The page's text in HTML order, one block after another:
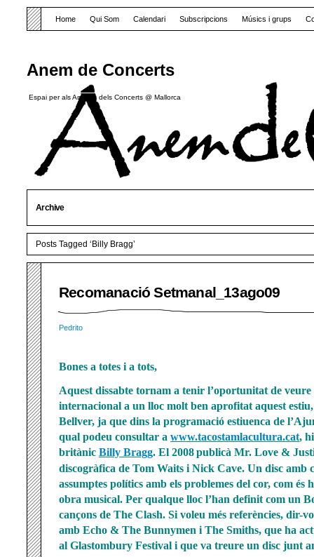
Anem de Concerts
Espai per als Amants dels Concerts @ Mallorca
Home Qui Som Calendari Subscripcions Músics i grups
Archive
Posts Tagged ‘Billy Bragg’
Recomanació Setmanal_13ago09
Pedrito
Bones a totes i a tots,
Aquest dissabte tornam a tenir l’oportunitat de
internacional a un lloc molt ben aprofitat aquest estiu,
Bellver, ja que dins la programació estiuenca de
qual podeu consultar a www.tacostamlacultura.cat,
britànic Billy Bragg. El 2008publicà Mr. Love &
discogràfica de Tom Waits i Nick Cave. Un disc amb
assumptes polítics amb els problemes del cor, com és
obra musical. Per qualque lloc l’han definit com un
cançons de The Clash. Si voleu més referències, dir-
amb Echo & The Bunnymen i The Smiths, que ha
al Glastombury Festival i que va treure un disc junt